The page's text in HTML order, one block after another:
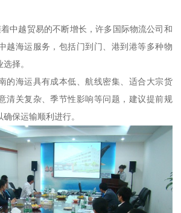
中越贸易的不断增长，许多国际物流公司和
越海运服务，包括门到门、港到港等多种物
择。
的海运具有成本低、航线密集、适合大宗货
清关复杂、季节性影响等问题，建议提前规
保运输顺利进行。